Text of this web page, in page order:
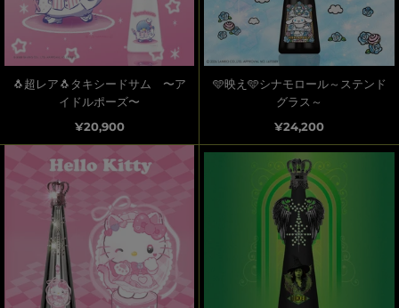
🐧超レア🐧タキシードサム 〜ア
イドルポーズ〜
¥20,900
🩵映え🩵シナモロール～ステンド
グラス～
¥24,200